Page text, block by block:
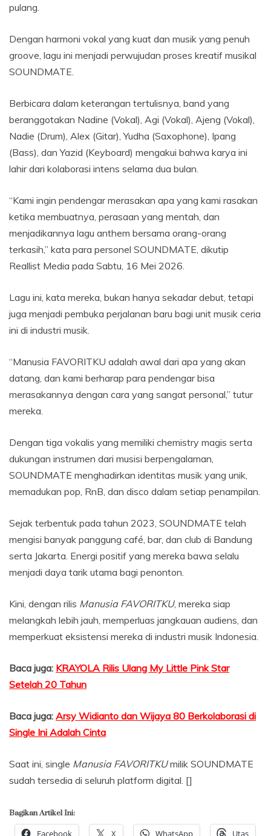
pulang.
Dengan harmoni vokal yang kuat dan musik yang penuh
groove, lagu ini menjadi perwujudan proses kreatif musikal
SOUNDMATE.
Berbicara dalam keterangan tertulisnya, band yang
beranggotakan Nadine (Vokal), Agi (Vokal), Ajeng (Vokal),
Nadie (Drum), Alex (Gitar), Yudha (Saxophone), Ipang
(Bass), dan Yazid (Keyboard) mengakui bahwa karya ini
lahir dari kolaborasi intens selama dua bulan.
“Kami ingin pendengar merasakan apa yang kami rasakan
ketika membuatnya, perasaan yang mentah, dan
menjadikannya lagu anthem bersama orang-orang
terkasih,” kata para personel SOUNDMATE, dikutip
Reallist Media pada Sabtu, 16 Mei 2026.
Lagu ini, kata mereka, bukan hanya sekadar debut, tetapi
juga menjadi pembuka perjalanan baru bagi unit musik ceria
ini di industri musik.
“Manusia FAVORITKU adalah awal dari apa yang akan
datang, dan kami berharap para pendengar bisa
merasakannya dengan cara yang sangat personal,” tutur
mereka.
Dengan tiga vokalis yang memiliki chemistry magis serta
dukungan instrumen dari musisi berpengalaman,
SOUNDMATE menghadirkan identitas musik yang unik,
memadukan pop, RnB, dan disco dalam setiap penampilan.
Sejak terbentuk pada tahun 2023, SOUNDMATE telah
mengisi banyak panggung café, bar, dan club di Bandung
serta Jakarta. Energi positif yang mereka bawa selalu
menjadi daya tarik utama bagi penonton.
Kini, dengan rilis Manusia FAVORITKU, mereka siap
melangkah lebih jauh, memperluas jangkauan audiens, dan
memperkuat eksistensi mereka di industri musik Indonesia.
Baca juga: KRAYOLA Rilis Ulang My Little Pink Star
Setelah 20 Tahun
Baca juga: Arsy Widianto dan Wijaya 80 Berkolaborasi di
Single Ini Adalah Cinta
Saat ini, single Manusia FAVORITKUmilik SOUNDMATE
sudah tersedia di seluruh platform digital. []
Bagikan Artikel Ini:
Facebook X WhatsApp Utas